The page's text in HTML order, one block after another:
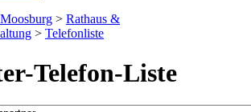
> Rathaus &
> Telefonliste
Telefon-Liste